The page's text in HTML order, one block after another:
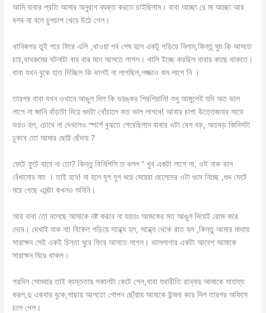
আমি বাবার প্রতি আমার অনুরাগ ব্যক্ত করতে চাইছিলাম। বাবা আচ্ছা রে মা আচ্ছা আর
বলব না বলে চুপচাপ খেয়ে উঠে গেল।
খানিকপর তুই পরে ফিরে এলি ,খাওয়া পর্ব শেষ হলে একটু গড়িয়ে নিলাম,কিন্তু ঘুম কি আসতে
চায়,বাথরুমের ঘটনাটা বার বার মনে আসতে লাগল। খালি ইচ্ছে করছিল বাবার কাছে থাকতে।
বাবা যখন বুকে হাত দিচ্ছিল কি ভালই না লাগছিল,লজ্জাও কম লাগে নি ।
তারপর বাবা যখন ওখানে আঙুল দিল কি ভয়ঙ্কর শিরশিরানি! শুধু আঙ্গুলেই যদি অত ভাল
লাগে না জানি বাঁড়াটা দিয়ে গুদটা খোঁচালে কত ভাল লাগবে! আবার চাপা উত্তেজনার সাথে
ভয়ও হল, চোখে না দেখলেও স্পর্শে বুঝতে পেরেছিলাম বাবার ওটা বেশ বড়, অতবড় জিনিসটা
ঢুকবে তো আমার ছোট্ট ছেঁদায় ?
ফেটে ফুটে যাবে না তো? কিন্তু বিনিপিসি ত বলল “ খুব একটা লাগে না, ওই নাক কান
বেঁধানোর মত । তাই হবে! না হলে যুগ যুগ ধরে মেয়েরা ছেলেদের ওটা গুদে নিচ্ছে ,গুদ ফেটে
মরে গেছে এমন্টা কখনও শুনিনি।
আর বাবা তো বলেছে আমাকে নষ্ট করবে না হয়তঃ আজকের মত আঙুল দিয়েই রোজ করে
দেবে। দেখাই যাক না! বিকেল গড়িয়ে সন্ধ্যে হল, সন্ধ্যে থেকে রাত হল ,কিন্তু আমার মাথায়
সারাক্ষন সেই একই চিন্তা ঘুরে ফিরে আসতে লাগল। ভাললাগার একটা আবেশ আমাকে
সারাক্ষন ঘিরে থাকল।
পরদিন সোমবার তাই ব্যস্ততায় সকালটা কেটে গেল,বাবা যথারীতি রান্নায় আমাকে সাহায্য
করল,দু একবার বুকে,পাছায় আলতো গোপন ছোঁয়ায় আমাকে উন্মনা করে দিল তারপর অফিসে
চলে গেল।